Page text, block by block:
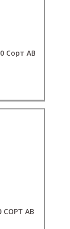
Сорт АВ
СОРТ АВ